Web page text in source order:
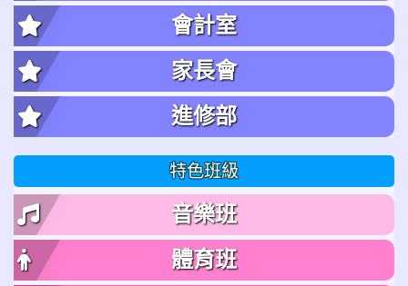
會計室
家長會
進修部
特色班級
音樂班
體育班